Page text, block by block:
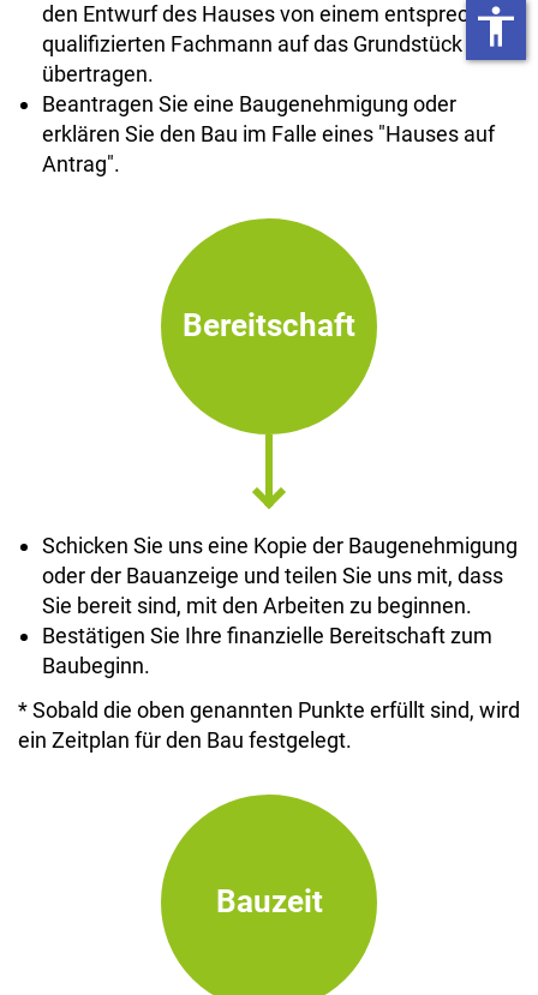
den Entwurf des Hauses von einem entsprechend
qualifizierten Fachmann auf das Grundstück
übertragen.
Beantragen Sie eine Baugenehmigung oder
erklären Sie den Bau im Falle eines "Hauses auf
Antrag".
Bereitschaft
Schicken Sie uns eine Kopie der Baugenehmigung
oder der Bauanzeige und teilen Sie uns mit, dass
Sie bereit sind, mit den Arbeiten zu beginnen.
Bestätigen Sie Ihre finanzielle Bereitschaft zum
Baubeginn.
* Sobald die oben genannten Punkte erfüllt sind, wird
ein Zeitplan für den Bau festgelegt.
Bauzeit
accessibility